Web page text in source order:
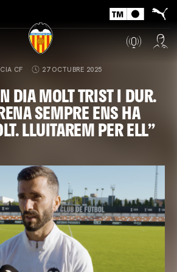
CF 27 OCTUBRE 2025
DIA MOLT TRIST I DUR.
SEMPRE ENS HA
LLUITAREM PER ELL”